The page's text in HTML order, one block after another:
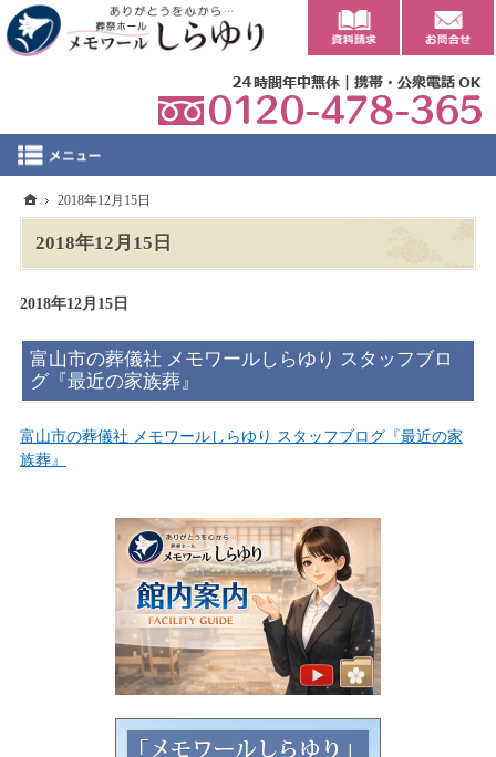
2018年12月15日
2018年12月15日
富山市の葬儀社 メモワールしらゆり スタッフブロ
グ『最近の家族葬』
富山市の葬儀社 メモワールしらゆり スタッフブログ『最近の家
族葬』
ホーム
2018年12月15日